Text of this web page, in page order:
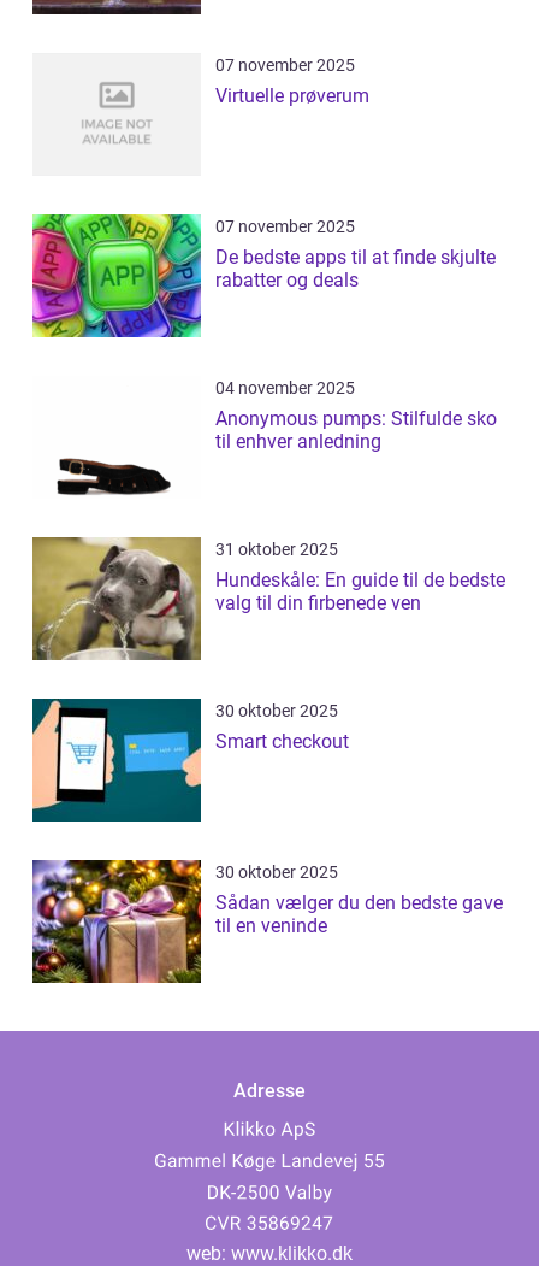
07 november 2025
Virtuelle prøverum
07 november 2025
De bedste apps til at finde skjulte
rabatter og deals
04 november 2025
Anonymous pumps: Stilfulde sko
til enhver anledning
31 oktober 2025
Hundeskåle: En guide til de bedste
valg til din firbenede ven
30 oktober 2025
Smart checkout
30 oktober 2025
Sådan vælger du den bedste gave
til en veninde
Adresse
web: www.klikko.dk